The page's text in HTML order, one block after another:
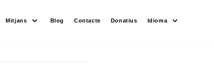
Mitjans Blog Contacte Donatius Idioma